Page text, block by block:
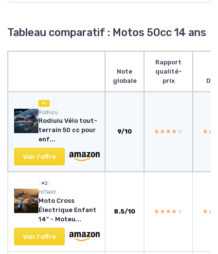
Tableau comparatif : Motos 50cc 14 ans
Note
globale
Rapport
qualité-
prix
#1
Rodiuiu
Rodiuiu Vélo tout-
terrain 50 cc pour
enf...
Voir l'offre
9/10 ★★★★★
★★★★★
#2
HITWAY
Moto Cross
Électrique Enfant
14" - Moteu...
Voir l'offre
8.5/10 ★★★★★
★★★★★